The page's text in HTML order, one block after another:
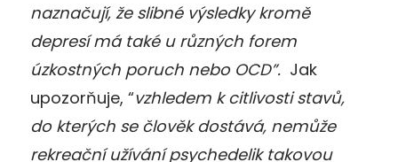
naznačují, že slibné výsledky kromě
depresí má také u různých forem
úzkostných poruch nebo OCD”. Jak
upozorňuje, “vzhledem k citlivosti stavů,
do kterých se člověk dostává, nemůže
rekreační užívání psychedelik takovou